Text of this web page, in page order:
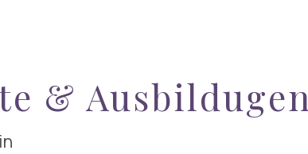
& Ausbildugen